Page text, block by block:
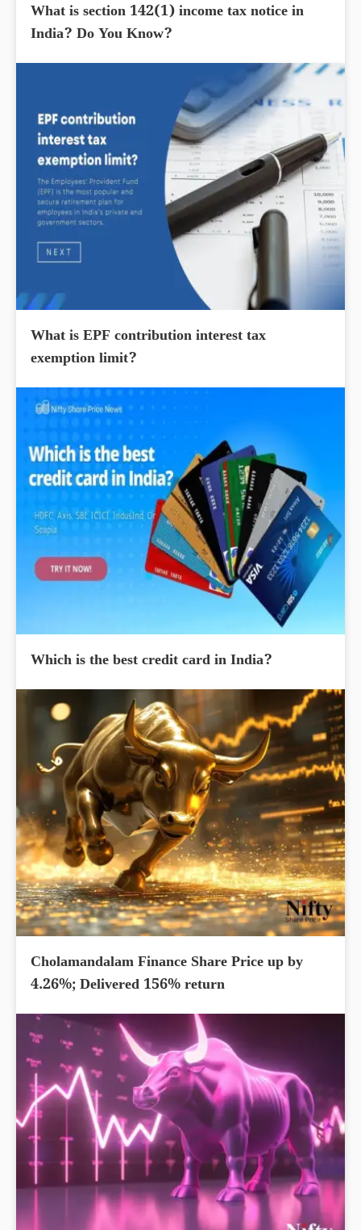
What is section 142(1) income tax notice in
India? Do You Know?
What is EPF contribution interest tax
exemption limit?
Which is the best credit card in India?
Cholamandalam Finance Share Price up by
4.26%; Delivered 156% return